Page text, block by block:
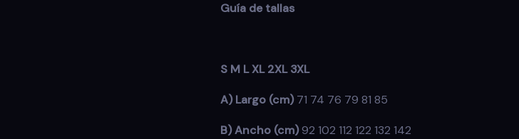
Guía de tallas
S M L XL 2XL 3XL
A) Largo (cm)71 74 76 79 81 85
B) Ancho (cm)92 102 112 122 132 142